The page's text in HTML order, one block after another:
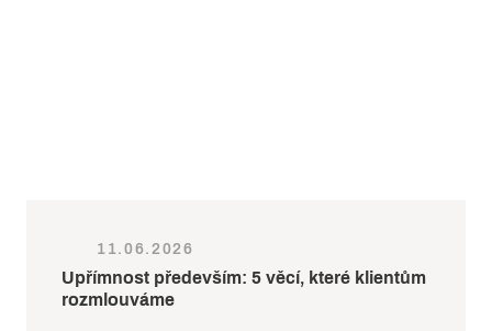
11.06.2026
Upřímnost především: 5 věcí, které klientům
rozmlouváme